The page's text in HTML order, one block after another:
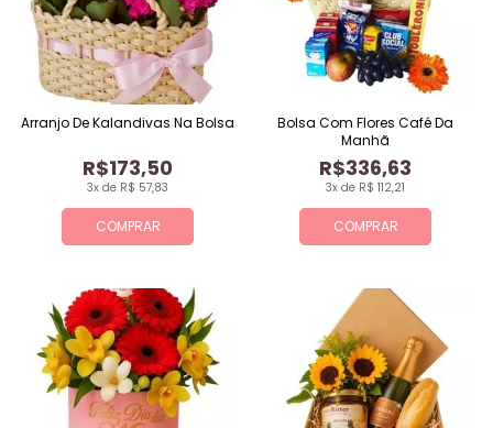
COMPRAR
3x de R$ 57,83
R$173,50
Arranjo De Kalandivas Na Bolsa
COMPRAR
3x de R$ 112,21
R$336,63
Bolsa Com Flores Café Da
Manhã